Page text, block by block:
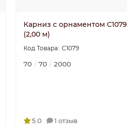
Карниз с орнаментом C1079
(2,00 м)
C1079
70 70 2000
5.0 1 отзыв